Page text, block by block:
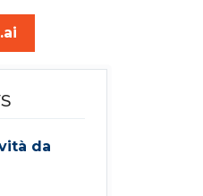
da